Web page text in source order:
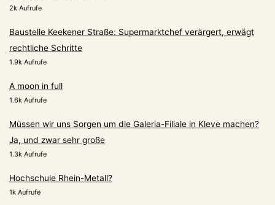
2k Aufrufe
Baustelle Keekener Straße: Supermarktchef verärgert, erwägt
rechtliche Schritte
1.9k Aufrufe
A moon in full
1.6k Aufrufe
Müssen wir uns Sorgen um die Galeria-Filiale in Kleve machen?
Ja, und zwar sehr große
1.3k Aufrufe
Hochschule Rhein-Metall?
1k Aufrufe